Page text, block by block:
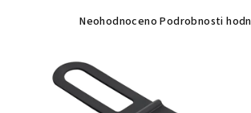
Neohodnoceno Podrobnosti